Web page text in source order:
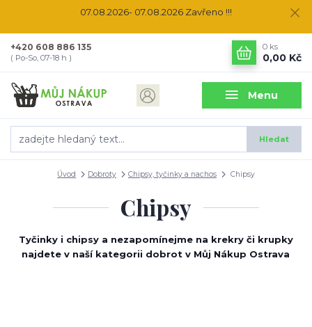
07.08.2026- 07.08.2026 Zavřeno !!!
Menu
Hledat
+420 608 886 135
( Po-So, 07-18 h )
0 ks
0,00 Kč
Úvod Dobroty Chipsy, tyčinky a nachos Chipsy
Chipsy
Tyčinky i chipsy a nezapomínejme na krekry či krupky
najdete v naší kategorii dobrot v Můj Nákup Ostrava